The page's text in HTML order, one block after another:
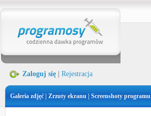
Zaloguj się Rejestracja
Galeria zdjęć | Zrzuty ekranu | Screenshoty programu